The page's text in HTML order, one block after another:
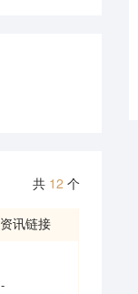
共 12 个
资讯链接
-